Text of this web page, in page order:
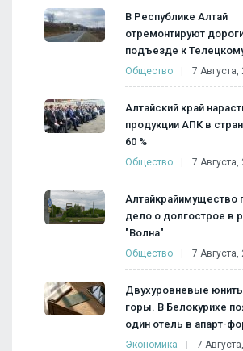
В Республике Алтай
отремонтируют
подъезде к
Общество 7 Августа,
Алтайский край
продукции АПК в
60 %
Общество 7 Августа,
Алтайкрайимущество
дело о долгострое в
"Волна"
Общество 7 Августа,
Двухуровневые
горы. В Белокурихе
один отель в апарт-
Экономика 7